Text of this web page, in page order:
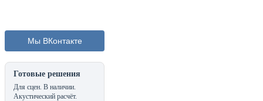
Мы ВКонтакте
Готовые решения
Для сцен. В наличии.
Акустический расчёт.